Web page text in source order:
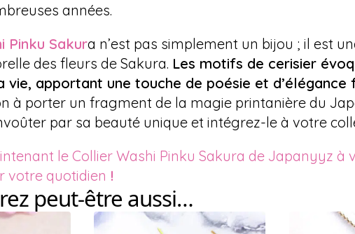
années.
Pinku Sakura n’est pas simplement un bijou ; il est
des fleurs de Sakura. Les motifs de cerisier
vie, apportant une touche de poésie et d’élégance
à porter un fragment de la magie printanière du
par sa beauté unique et intégrez-le à votre
le Collier Washi Pinku Sakura de Japanyyz
votre quotidien !
peut-être aussi…